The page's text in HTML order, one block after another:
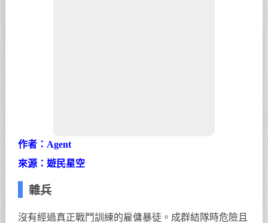
作者：Agent
來源：遊民星空
雜兵
沒有經過真正戰鬥訓練的雇傭暴徒。成群結隊時危險且